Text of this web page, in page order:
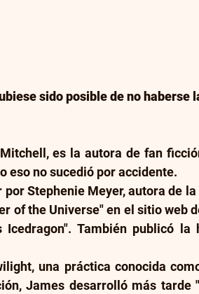
sido posible de no haberse
es la autora de fan
eso no sucedió por accidente.
Stephenie Meyer, autora de
of the Universe" en el sitio web
También publicó la
una práctica conocida
James desarrolló más tarde